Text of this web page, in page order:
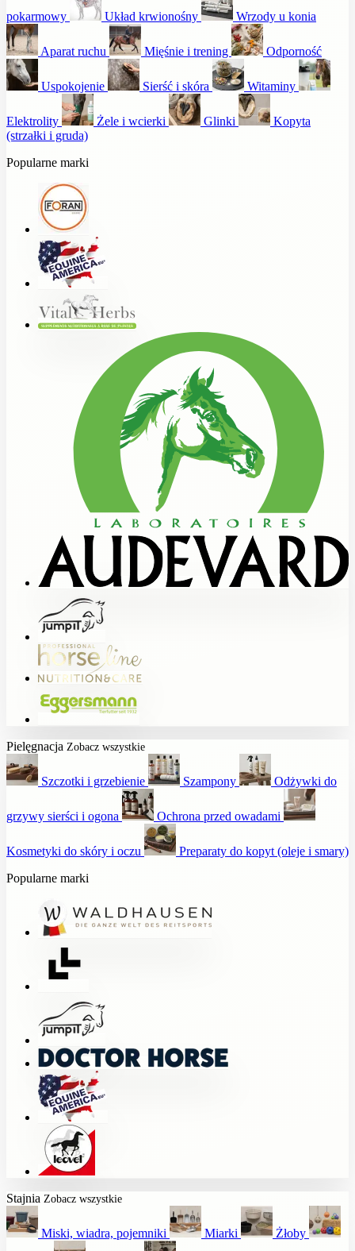
pokarmowy Układ krwionośny Wrzody u konia
Aparat ruchu Mięśnie i trening Odporność
Uspokojenie Sierść i skóra Witaminy
Elektrolity Żele i wcierki Glinki
Kopyta
(strzałki i gruda)
Popularne marki
Pielęgnacja Zobacz wszystkie
Szczotki i grzebienie Szampony Odżywki do
grzywy sierści i ogona Ochrona przed owadami
Kosmetyki do skóry i oczu
Preparaty do kopyt (oleje i smary)
Popularne marki
Stajnia Zobacz wszystkie
Miski, wiadra, pojemniki Miarki Żłoby